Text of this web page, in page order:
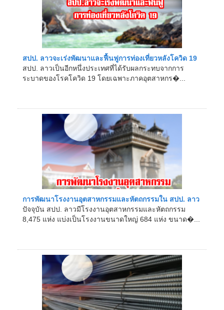
สปป. ลาวจะเร่งพัฒนาและฟื้นฟูการท่องเที่ยวหลังโควิด 19
สปป. ลาวเป็นอีกหนึ่งประเทศที่ได้รับผลกระทบจากการ
ระบาดของโรคโควิด 19 โดยเฉพาะภาคอุตสาหกร�...
การพัฒนาโรงงานอุตสาหกรรมและหัตถกรรมใน สปป. ลาว
ปัจจุบัน สปป. ลาวมีโรงงานอุตสาหกรรมและหัตถกรรม
8,475 แห่ง แบ่งเป็นโรงงานขนาดใหญ่ 684 แห่ง ขนาด�...